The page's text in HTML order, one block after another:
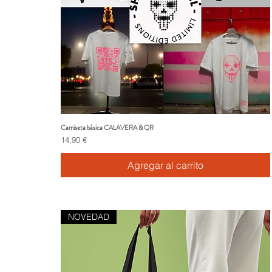
Vista rápida
Camiseta básica CALAVERA & QR
Precio
14,90 €
Agregar al carrito
NOVEDAD